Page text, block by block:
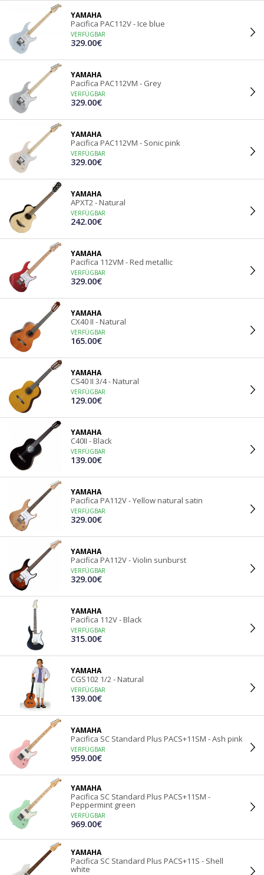
YAMAHA
Pacifica PAC112V - Ice blue
VERFÜGBAR
329.00€
YAMAHA
Pacifica PAC112VM - Grey
VERFÜGBAR
329.00€
YAMAHA
Pacifica PAC112VM - Sonic pink
VERFÜGBAR
329.00€
YAMAHA
APXT2 - Natural
VERFÜGBAR
242.00€
YAMAHA
Pacifica 112VM - Red metallic
VERFÜGBAR
329.00€
YAMAHA
CX40 II - Natural
VERFÜGBAR
165.00€
YAMAHA
CS40 II 3/4 - Natural
VERFÜGBAR
129.00€
YAMAHA
C40II - Black
VERFÜGBAR
139.00€
YAMAHA
Pacifica PA112V - Yellow natural satin
VERFÜGBAR
329.00€
YAMAHA
Pacifica PA112V - Violin sunburst
VERFÜGBAR
329.00€
YAMAHA
Pacifica 112V - Black
VERFÜGBAR
315.00€
YAMAHA
CGS102 1/2 - Natural
VERFÜGBAR
139.00€
YAMAHA
Pacifica SC Standard Plus PACS+11SM - Ash pink
VERFÜGBAR
959.00€
YAMAHA
Pacifica SC Standard Plus PACS+11SM -
Peppermint green
VERFÜGBAR
969.00€
YAMAHA
Pacifica SC Standard Plus PACS+11S - Shell
white